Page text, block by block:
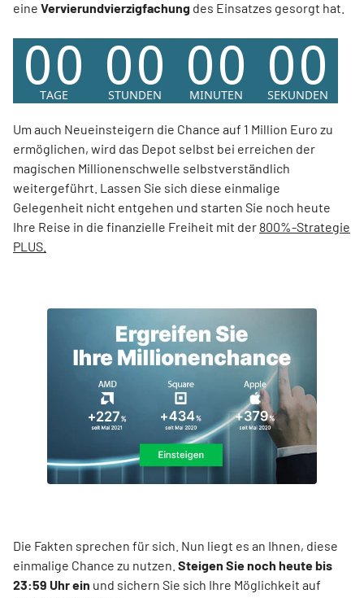
eine Vervierundvierzigfachung des Einsatzes gesorgt hat.
Um auch Neueinsteigern die Chance auf 1 Million Euro zu
ermöglichen, wird das Depot selbst bei erreichen der
magischen Millionenschwelle selbstverständlich
weitergeführt. Lassen Sie sich diese einmalige
Gelegenheit nicht entgehen und starten Sie noch heute
Ihre Reise in die finanzielle Freiheit mit der 800%-Strategie
PLUS.
Die Fakten sprechen für sich. Nun liegt es an Ihnen, diese
einmalige Chance zu nutzen. Steigen Sie noch heute bis
23:59 Uhr ein und sichern Sie sich Ihre Möglichkeit auf